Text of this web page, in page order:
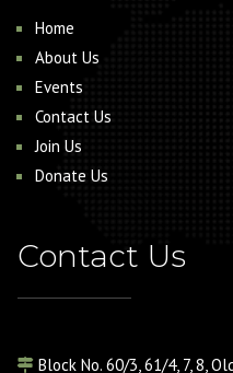
Home
About Us
Events
Contact Us
Join Us
Donate Us
Contact Us
Block No. 60/3, 61/4, 7, 8,